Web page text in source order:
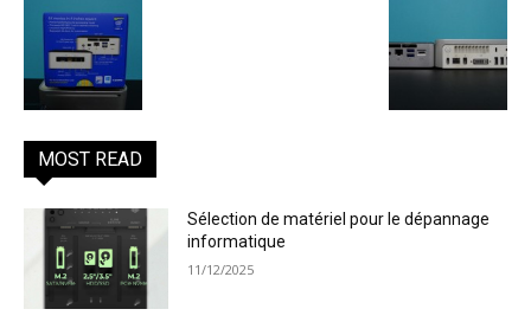
MOST READ
Sélection de matériel pour le dépannage
informatique
11/12/2025